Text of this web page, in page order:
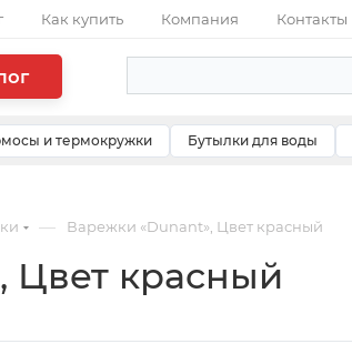
Как купить Компания Контакты
и термокружки Бутылки для воды
— Варежки «Dunant», Цвет красный
Цвет красный